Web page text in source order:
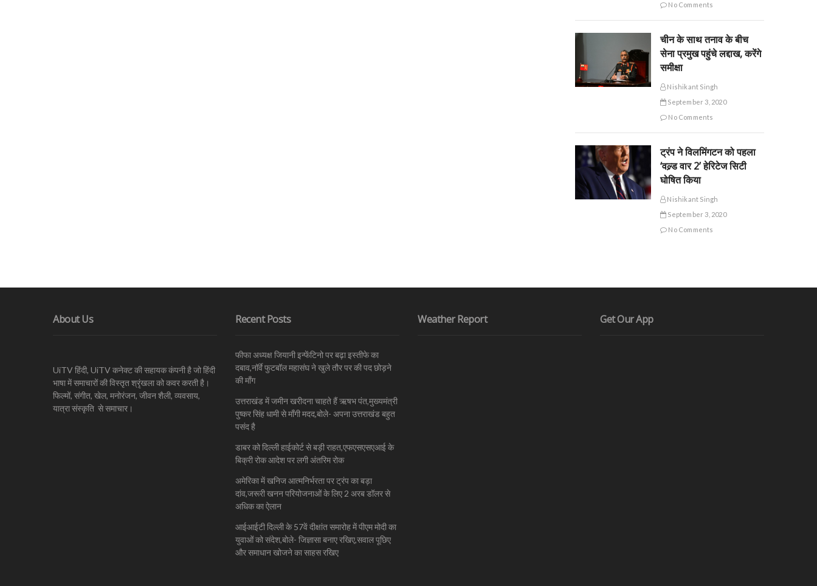
No Comments
चीन के साथ तनाव के बीच
सेना प्रमुख पहुंचे लद्दाख, करेंगे
समीक्षा
Nishikant Singh
September 3, 2020
No Comments
ट्रंप ने विलमिंगटन को पहला
‘वल्र्ड वार 2’ हेरिटेज सिटी
घोषित किया
Nishikant Singh
September 3, 2020
No Comments
About Us
UiTV हिंदी, UiTV कनेक्ट की सहायक कंपनी है जो हिंदी
भाषा में समाचारों की विस्तृत श्रृंखला को कवर करती है।
फिल्मों, संगीत, खेल, मनोरंजन, जीवन शैली, व्यवसाय,
यात्रा संस्कृति से समाचार।
Recent Posts
फीफा अध्यक्ष जियानी इन्फेंटिनो पर बढ़ा इस्तीफे का
दबाव,नॉर्वे फुटबॉल महासंघ ने खुले तौर पर की पद छोड़ने
की माँग
उत्तराखंड में जमीन खरीदना चाहते हैं ऋषभ पंत,मुख्यमंत्री
पुष्कर सिंह धामी से माँगी मदद,बोले- अपना उत्तराखंड बहुत
पसंद है
डाबर को दिल्ली हाईकोर्ट से बड़ी राहत,एफएसएसएआई के
बिक्री रोक आदेश पर लगी अंतरिम रोक
अमेरिका में खनिज आत्मनिर्भरता पर ट्रंप का बड़ा
दांव,जरूरी खनन परियोजनाओं के लिए 2 अरब डॉलर से
अधिक का ऐलान
आईआईटी दिल्ली के 57वें दीक्षांत समारोह में पीएम मोदी का
युवाओं को संदेश,बोले- जिज्ञासा बनाए रखिए,सवाल पूछिए
और समाधान खोजने का साहस रखिए
Weather Report Get Our App